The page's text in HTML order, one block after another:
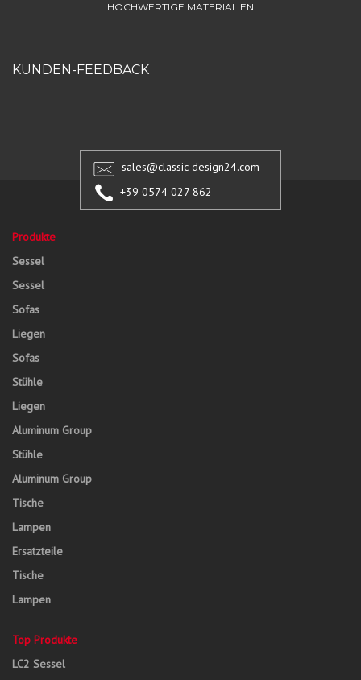
HOCHWERTIGE MATERIALIEN
KUNDEN-FEEDBACK
sales@classic-design24.com
+39 0574 027 862
Produkte
Sessel
Sessel
Sofas
Liegen
Sofas
Stühle
Liegen
Aluminum Group
Stühle
Aluminum Group
Tische
Lampen
Ersatzteile
Tische
Lampen
Top Produkte
LC2 Sessel